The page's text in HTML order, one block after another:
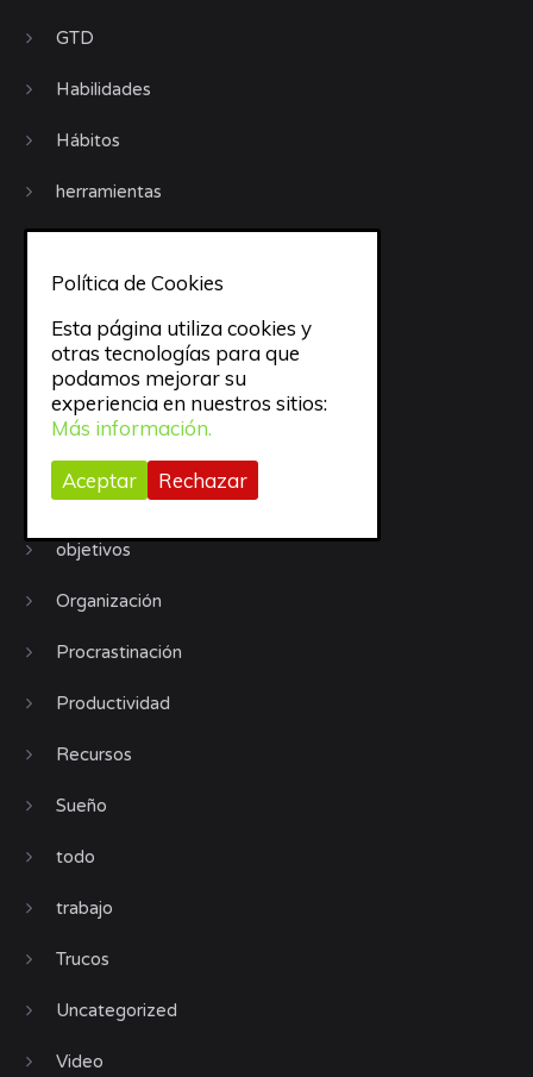
GTD
Habilidades
Hábitos
herramientas
iphone
Jornadas GTD
Libros
Móviles
objetivos
Organización
Procrastinación
Productividad
Recursos
Sueño
todo
trabajo
Trucos
Uncategorized
Video
Política de Cookies
Esta página utiliza cookies y
otras tecnologías para que
podamos mejorar su
experiencia en nuestros sitios:
Más información.
Aceptar Rechazar